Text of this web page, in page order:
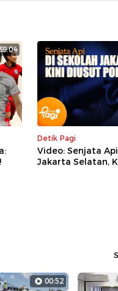
Detik Pagi
Video: Senjata
Jakarta Selatan,
00:52